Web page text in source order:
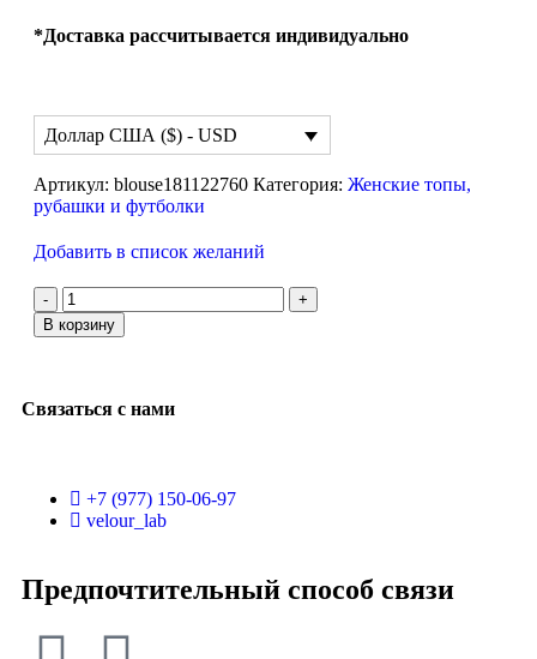
*Доставка рассчитывается индивидуально
Доллар США ($) - USD
Артикул: blouse181122760 Категория: Женские топы,
рубашки и футболки
Добавить в список желаний
В корзину
Связаться с нами
+7 (977) 150-06-97
velour_lab
Предпочтительный способ связи